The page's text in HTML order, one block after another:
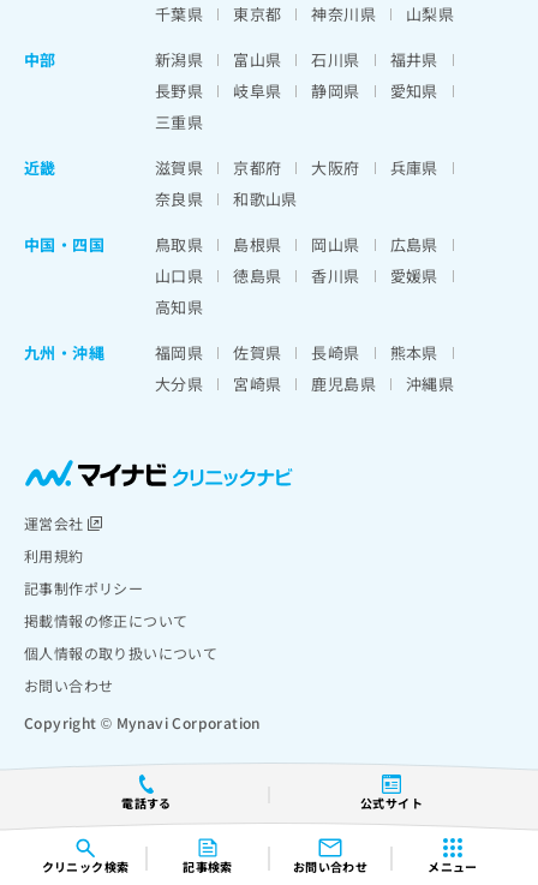
クリニック検索 記事検索 お問い合わせ メニュー
電話する 公式サイト
千葉県
東京都 神奈川県
山梨県
中部
新潟県 富山県 石川県
福井県
長野県
岐阜県 静岡県
愛知県
三重県
近畿
滋賀県 京都府 大阪府
兵庫県
奈良県
和歌山県
中国・四国
鳥取県 島根県 岡山県
広島県
山口県
徳島県 香川県
愛媛県
高知県
九州・沖縄
福岡県 佐賀県 長崎県
熊本県
大分県
宮崎県 鹿児島県 沖縄県
運営会社
利用規約
記事制作ポリシー
掲載情報の修正について
個人情報の取り扱いについて
お問い合わせ
Copyright © Mynavi Corporation